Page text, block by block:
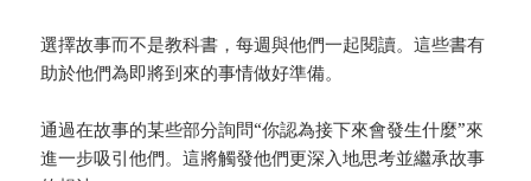
選擇故事而不是教科書，每週與他們一起閱讀。這些書有
助於他們為即將到來的事情做好準備。
通過在故事的某些部分詢問“你認為接下來會發生什麼”來
進一步吸引他們。這將觸發他們更深入地思考並繼承故事